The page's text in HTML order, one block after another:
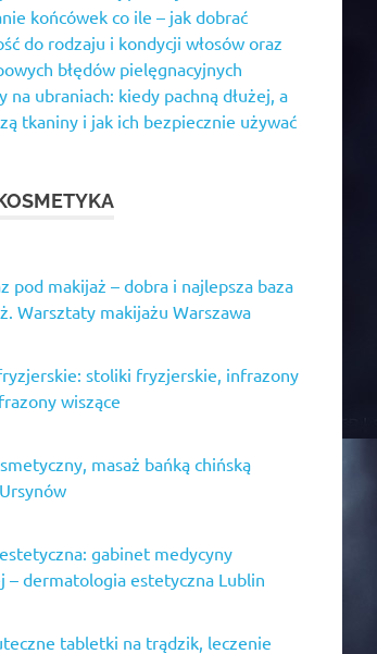
końcówek co ile – jak dobrać
do rodzaju i kondycji włosów oraz
błędów pielęgnacyjnych
na ubraniach: kiedy pachną dłużej, a
tkaniny i jak ich bezpiecznie używać
pod makijaż – dobra i najlepsza baza
Warsztaty makijażu Warszawa
stoliki fryzjerskie, infrazony
wiszące
masaż bańką chińską
gabinet medycyny
– dermatologia estetyczna Lublin
tabletki na trądzik, leczenie